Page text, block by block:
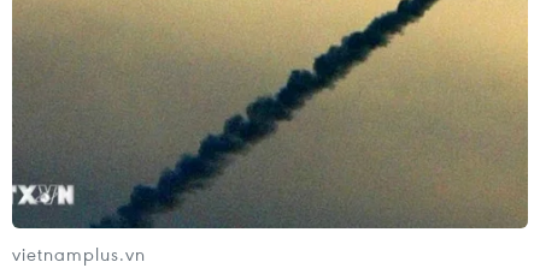
TIN LIÊN QUAN
vietnamplus.vn